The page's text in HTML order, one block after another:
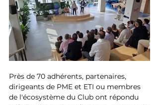
Près de 70 adhérents, partenaires,
dirigeants de PME et ETI ou membres
de l'écosystème du Club ont répondu